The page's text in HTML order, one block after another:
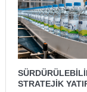
STRATEJİK